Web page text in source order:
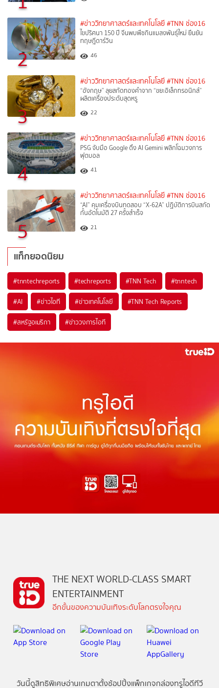
2
#ข่าววิทยาศาสตร์และเทคโนโลยี #TNN ช่อง16
ไขปริศนา 150 ปี จีนพบพืชกินแมลงพันธุ์ใหม่ ยืนยัน
ทฤษฎีดาร์วิน
46
3
#ข่าววิทยาศาสตร์และเทคโนโลยี #TNN ช่อง16
“อังกฤษ” ลุยสกัดทองคำจาก “ขยะอิเล็กทรอนิกส์”
ผลิตเครื่องประดับสุดหรู
22
4
#ข่าววิทยาศาสตร์และเทคโนโลยี #TNN ช่อง16
PSG จับมือ Google ดึง AI Gemini พลิกโฉมวงการ
ฟุตบอล
41
5
#ข่าววิทยาศาสตร์และเทคโนโลยี #TNN ช่อง16
“AI” คุมเครื่องบินทดสอบ “X-62A” ปฏิบัติการบินสกัด
กั้นอัตโนมัติ 27 ครั้งสำเร็จ
21
แท็กยอดนิยม
#tnntechreports #techreports #TNN Tech #tnntech
#AI #ข่าวไอที #ข่าวเทคโนโลยี #TNN Tech Reports
#สหรัฐอเมริกา #ข่าววงการไอที
THE NEXT WORLD-CLASS SMART
ENTERTAINMENT
อีกขั้นของความบันเทิงระดับโลกตรงใจคุณ
วันนี้ดูสิทธิพิเศษอ่านเกมตาตั้งช้อปปิ้งแพ็กเกจกล่องทรูไอดีทีวี